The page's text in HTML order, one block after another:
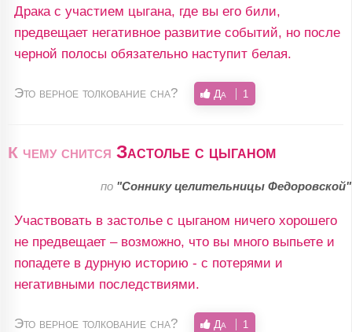
Драка с участием цыгана, где вы его били,
предвещает негативное развитие событий, но после
черной полосы обязательно наступит белая.
Это верное толкование сна? Да 1
К чему снится Застолье с цыганом
по "Соннику целительницы Федоровской"
Участвовать в застолье с цыганом ничего хорошего
не предвещает – возможно, что вы много выпьете и
попадете в дурную историю - с потерями и
негативными последствиями.
Это верное толкование сна? Да 1